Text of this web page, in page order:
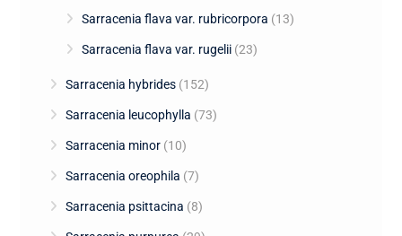
Sarracenia flava var. rubricorpora (13)
Sarracenia flava var. rugelii (23)
Sarracenia hybrides (152)
Sarracenia leucophylla (73)
Sarracenia minor (10)
Sarracenia oreophila (7)
Sarracenia psittacina (8)